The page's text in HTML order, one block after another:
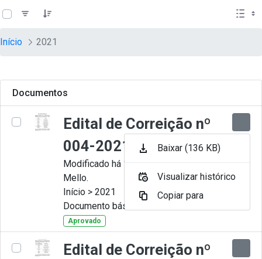
Pular para o Conteúdo principal
teste descricao
Início 2021
Documentos
Edital de Correição nº
004-2021
Modificado há 11 Meses por Artur
Mello.
Início > 2021
Documento básico
Aprovado
Edital de Correição nº
Baixar (136 KB)
Visualizar histórico
Copiar para